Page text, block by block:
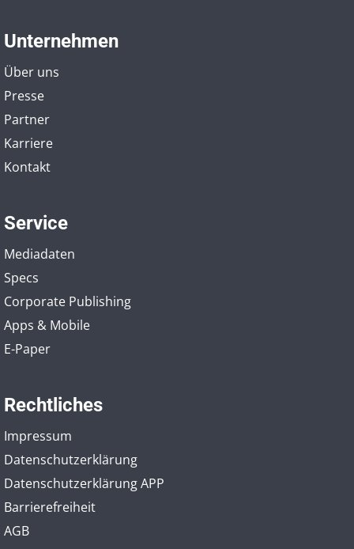
Unternehmen
Über uns
Presse
Partner
Karriere
Kontakt
Service
Mediadaten
Specs
Corporate Publishing
Apps & Mobile
E-Paper
Rechtliches
Impressum
Datenschutzerklärung
Datenschutzerklärung APP
Barrierefreiheit
AGB